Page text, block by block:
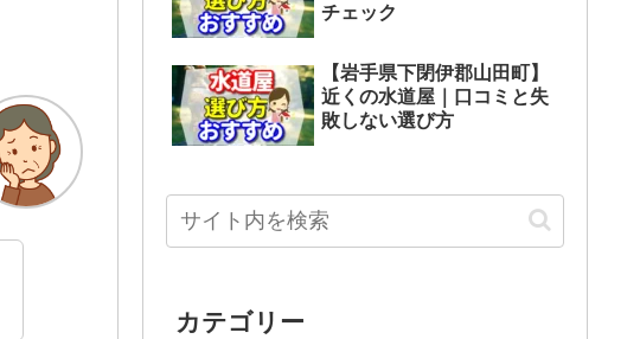
チェック
【岩手県下閉伊郡山田町】
近くの水道屋｜口コミと失
敗しない選び方
カテゴリー